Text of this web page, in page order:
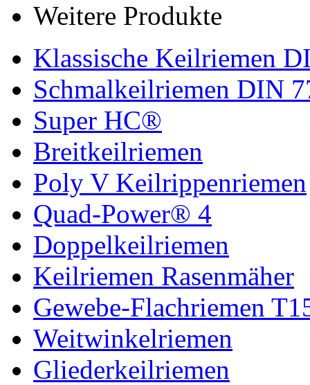
Weitere Produkte
Klassische Keilriemen
Schmalkeilriemen DIN
Super HC®
Breitkeilriemen
Poly V Keilrippenriemen
Quad-Power® 4
Doppelkeilriemen
Keilriemen Rasenmäher
Gewebe-Flachriemen
Weitwinkelriemen
Gliederkeilriemen